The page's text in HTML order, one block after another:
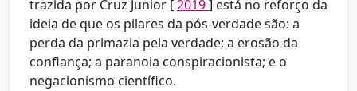
trazida por Cruz Junior [2019] está no reforço da
ideia de que os pilares da pós-verdade são: a
perda da primazia pela verdade; a erosão da
confiança; a paranoia conspiracionista; e o
negacionismo científico.